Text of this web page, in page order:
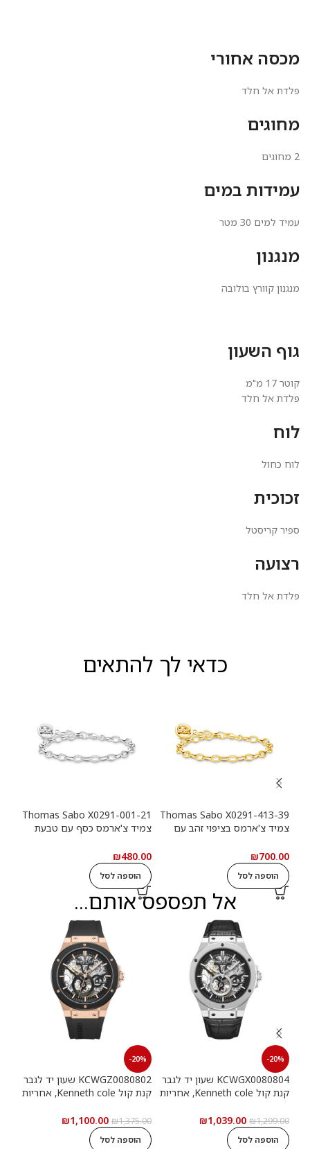
מכסה אחורי
פלדת אל חלד
מחוגים
2 מחוגים
עמידות במים
עמיד למים 30 מטר
מנגנון
מנגנון קוורץ בולובה
גוף השעון
קוטר 17 מ"מ
פלדת אל חלד
לוח
לוח כחול
זכוכית
ספיר קריסטל
רצועה
פלדת אל חלד
כדאי לך להתאים
Thomas Sabo X0291-413-39
צמיד צ'ארמס בציפוי זהב עם
₪700.00
הוספה לסל
Thomas Sabo X0291-001-21
צמיד צ'ארמס כסף עם טבעת
₪480.00
הוספה לסל
אל תפספס אותם...
-20%
KCWGX0080804 שעון יד לגבר
קנת קול Kenneth cole, אחריות
₪1,299.00
₪1,039.00
הוספה לסל
-20%
KCWGZ0080802 שעון יד לגבר
קנת קול Kenneth cole, אחריות
₪1,375.00
₪1,100.00
הוספה לסל